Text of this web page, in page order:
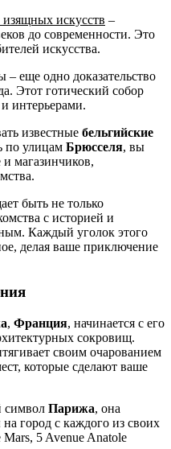
искусств –
до современности. Это
искусства.
еще одно доказательство
Этот готический собор
интерьерами.
известные бельгийские
по улицам Брюсселя, вы
магазинчиков,
быть не только
с историей и
Каждый уголок этого
делая ваше приключение
, Франция, начинается с его
сокровищ.
своим очарованием
которые сделают ваше
символ Парижа, она
город с каждого из своих
5 Avenue Anatole